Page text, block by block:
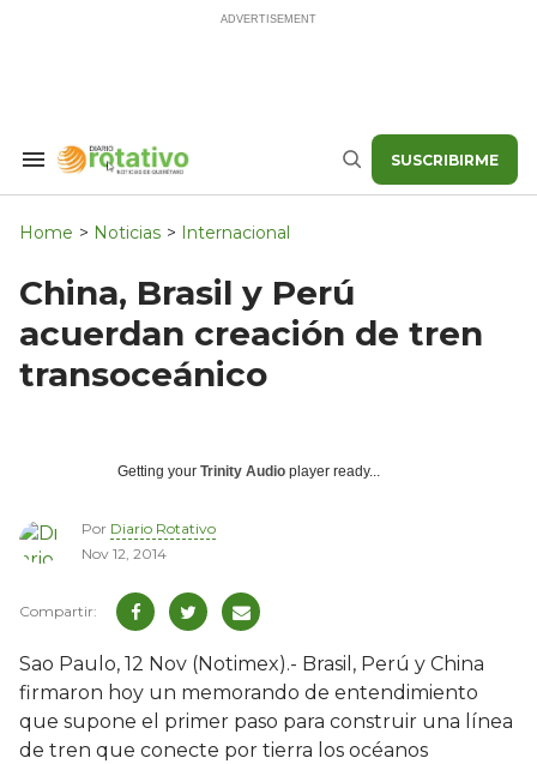
Search
Navigation
Buscar SUSCRIBIRME
Home > Noticias > Internacional
China, Brasil y Perú
acuerdan creación de tren
transoceánico
Getting your Trinity Audio player ready...
Por Diario Rotativo
Nov 12, 2014
Sao Paulo, 12 Nov (Notimex).- Brasil, Perú y China
firmaron hoy un memorando de entendimiento
que supone el primer paso para construir una línea
de tren que conecte por tierra los océanos